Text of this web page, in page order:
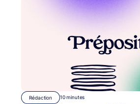
Rédaction 10 minutes